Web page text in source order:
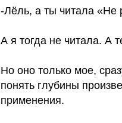
-Лёль, а ты читала «Не
А я тогда не читала. А
Но оно только мое,
понять глубины
применения.